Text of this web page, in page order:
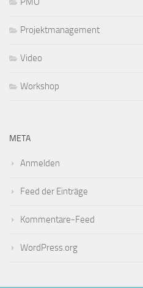
Projektmanagement
Video
Workshop
META
Anmelden
Feed der Einträge
Kommentare-Feed
WordPress.org